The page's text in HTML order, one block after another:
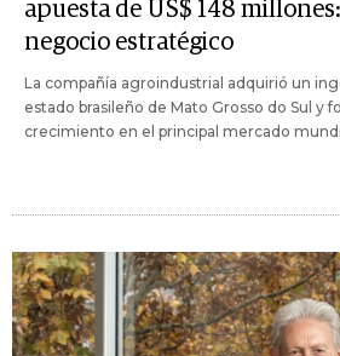
apuesta de US$ 148
negocio estratégico
La compañía agroindustrial adquirió un
estado brasileño de Mato Grosso do Sul y
crecimiento en el principal mercado